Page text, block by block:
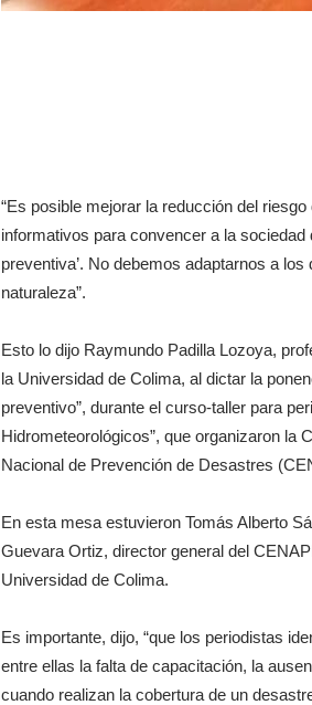
“Es posible mejorar la reducción del
informativos para convencer a la sociedad
preventiva’. No debemos adaptarnos a
naturaleza”.
Esto lo dijo Raymundo Padilla Lozoya,
la Universidad de Colima, al dictar la
preventivo”, durante el curso-taller para
Hidrometeorológicos”, que organizaron la
Nacional de Prevención de Desastres
En esta mesa estuvieron Tomás Alberto
Guevara Ortiz, director general del
Universidad de Colima.
Es importante, dijo, “que los periodistas
entre ellas la falta de capacitación, la
cuando realizan la cobertura de un